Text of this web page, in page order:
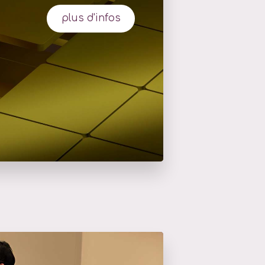
plus d'infos